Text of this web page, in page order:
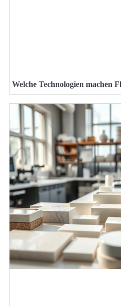
Welche Technologien machen